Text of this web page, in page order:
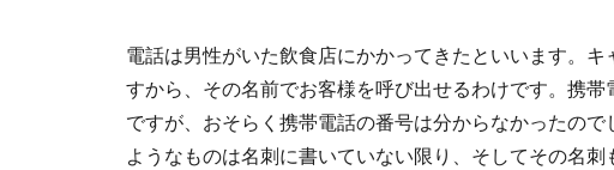
電話は男性がいた飲食店にかかってきたといいます。
すから、その名前でお客様を呼び出せるわけです。携
ですが、おそらく携帯電話の番号は分からなかったの
ようなものは名刺に書いていない限り、そしてその名